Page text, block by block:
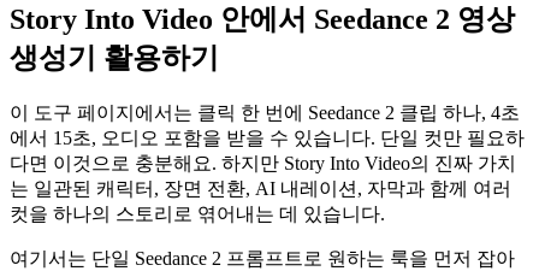
Story Into Video 안에서 Seedance 2 영상
생성기 활용하기
이 도구 페이지에서는 클릭 한 번에 Seedance 2 클립 하나, 4초
에서 15초, 오디오 포함을 받을 수 있습니다. 단일 컷만 필요하
다면 이것으로 충분해요. 하지만 Story Into Video의 진짜 가치
는 일관된 캐릭터, 장면 전환, AI 내레이션, 자막과 함께 여러
컷을 하나의 스토리로 엮어내는 데 있습니다.
여기서는 단일 Seedance 2 프롬프트로 원하는 룩을 먼저 잡아